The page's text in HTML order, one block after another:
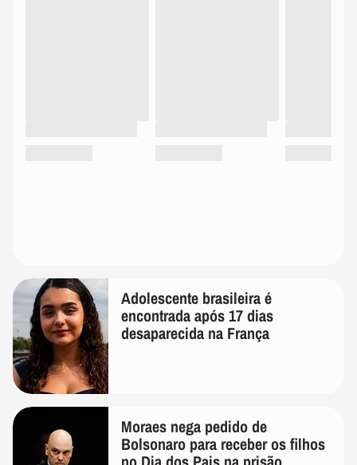
Adolescente brasileira é
encontrada após 17 dias
desaparecida na França
Moraes nega pedido de
Bolsonaro para receber os filhos